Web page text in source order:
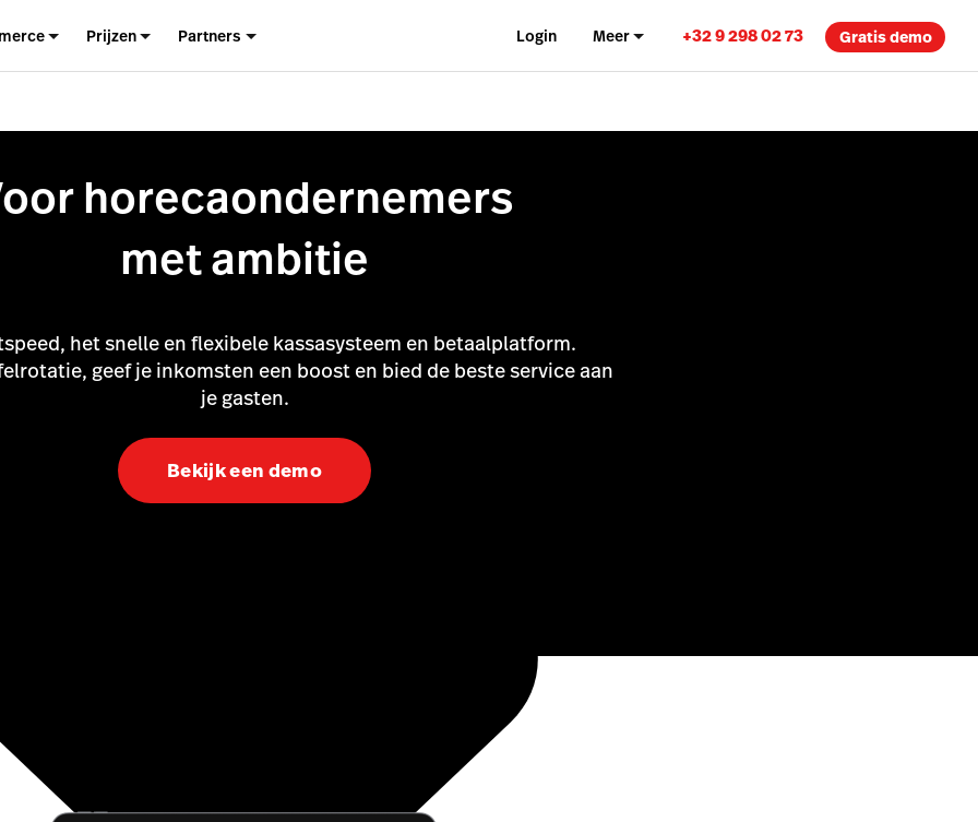
Prijzen Partners Login Meer +32 9 298 02 73 Gratis demo
horecaondernemers
met ambitie
het snelle en flexibele kassasysteem en betaalplatform.
geef je inkomsten een boost en bied de beste service aan
je gasten.
Bekijk een demo